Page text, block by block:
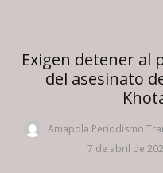
Exigen detener al
del asesinato
Amapola Periodismo
7 de abril de